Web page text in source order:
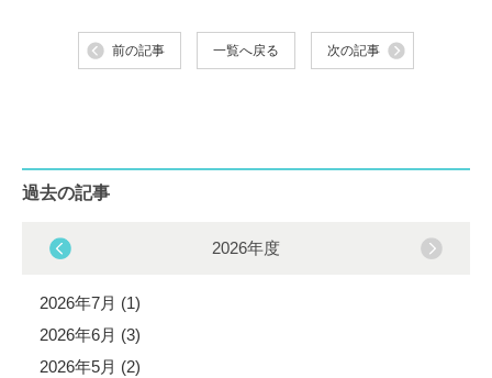
前の記事 一覧へ戻る 次の記事
過去の記事
2026年度
2026年7月 (1)
2026年6月 (3)
2026年5月 (2)